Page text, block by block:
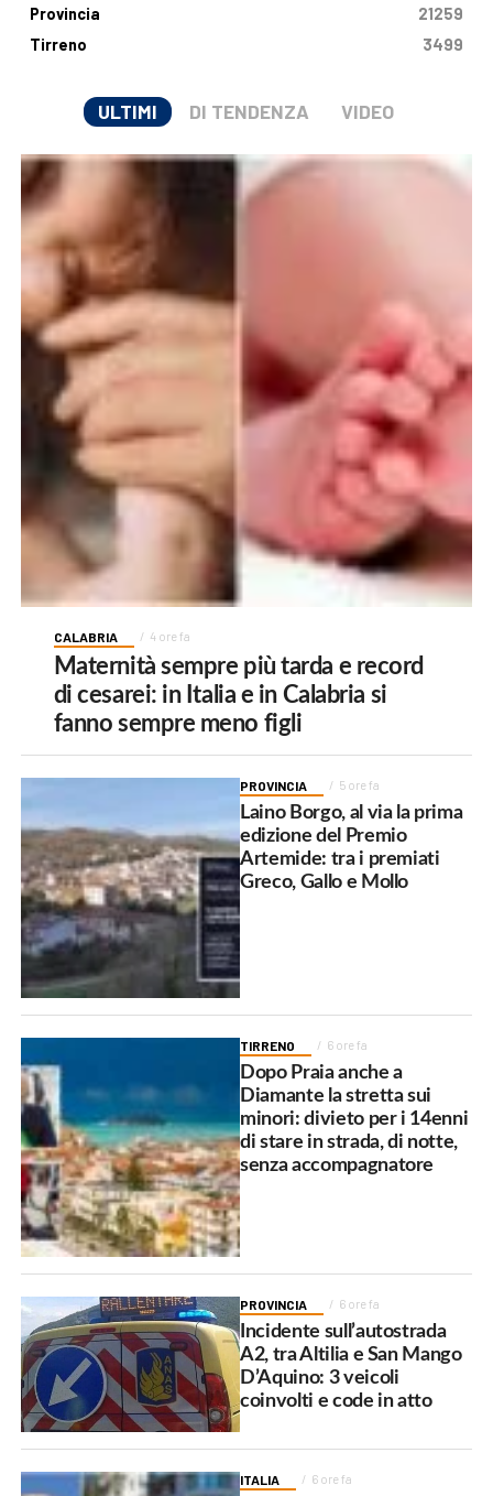
Provincia
21259
Tirreno
3499
ULTIMI DI TENDENZA VIDEO
CALABRIA 4 ore fa
Maternità sempre più tarda e record
di cesarei: in Italia e in Calabria si
fanno sempre meno figli
PROVINCIA 5 ore fa
Laino Borgo, al via la prima
edizione del Premio
Artemide: tra i premiati
Greco, Gallo e Mollo
TIRRENO 6 ore fa
Dopo Praia anche a
Diamante la stretta sui
minori: divieto per i 14enni
di stare in strada, di notte,
senza accompagnatore
PROVINCIA 6 ore fa
Incidente sull’autostrada
A2, tra Altilia e San Mango
D’Aquino: 3 veicoli
coinvolti e code in atto
ITALIA 6 ore fa